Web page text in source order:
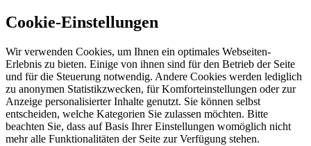
Cookie-Einstellungen
Wir verwenden Cookies, um Ihnen ein optimales Webseiten-
Erlebnis zu bieten. Einige von ihnen sind für den Betrieb der Seite
und für die Steuerung notwendig. Andere Cookies werden lediglich
zu anonymen Statistikzwecken, für Komforteinstellungen oder zur
Anzeige personalisierter Inhalte genutzt. Sie können selbst
entscheiden, welche Kategorien Sie zulassen möchten. Bitte
beachten Sie, dass auf Basis Ihrer Einstellungen womöglich nicht
mehr alle Funktionalitäten der Seite zur Verfügung stehen.